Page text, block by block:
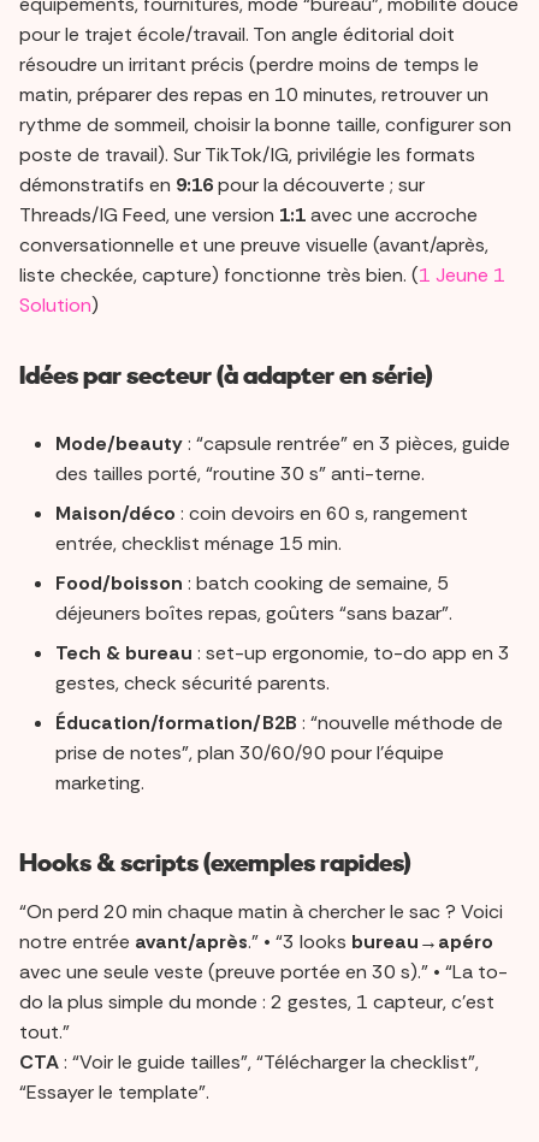
pour le trajet école/travail. Ton angle éditorial doit
résoudre un irritant précis (perdre moins de temps le
matin, préparer des repas en 10 minutes, retrouver un
rythme de sommeil, choisir la bonne taille, configurer son
poste de travail). Sur TikTok/IG, privilégie les formats
démonstratifs en 9:16pour la découverte ; sur
Threads/IG Feed, une version 1:1avec une accroche
conversationnelle et une preuve visuelle (avant/après,
liste checkée, capture) fonctionne très bien. (1 Jeune 1
Solution)
Idées par secteur (à adapter en série)
Mode/beauty: “capsule rentrée” en 3 pièces, guide
des tailles porté, “routine 30 s” anti-terne.
Maison/déco : coin devoirs en 60 s, rangement
entrée, checklist ménage 15 min.
Food/boisson : batch cooking de semaine, 5
déjeuners boîtes repas, goûters “sans bazar”.
Tech & bureau : set-up ergonomie, to-do app en 3
gestes, check sécurité parents.
Éducation/formation/B2B : “nouvelle méthode de
prise de notes”, plan 30/60/90 pour l’équipe
marketing.
Hooks & scripts (exemples rapides)
“On perd 20 min chaque matin à chercher le sac ? Voici
notre entrée avant/après.” • “3 looks bureau→apéro
avec une seule veste (preuve portée en 30 s).” • “La to-
do la plus simple du monde : 2 gestes, 1 capteur, c’est
tout.”
CTA: “Voir le guide tailles”, “Télécharger la checklist”,
“Essayer le template”.